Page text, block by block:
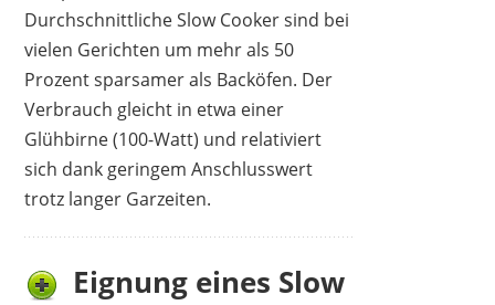
Durchschnittliche Slow Cooker sind bei
vielen Gerichten um mehr als 50
Prozent sparsamer als Backöfen. Der
Verbrauch gleicht in etwa einer
Glühbirne (100-Watt) und relativiert
sich dank geringem Anschlusswert
trotz langer Garzeiten.
Eignung eines Slow